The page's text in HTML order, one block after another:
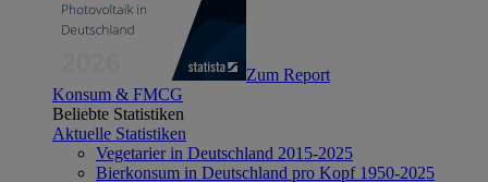
Zum Report
Konsum & FMCG
Beliebte Statistiken
Aktuelle Statistiken
Vegetarier in Deutschland 2015-2025
Bierkonsum in Deutschland pro Kopf 1950-2025